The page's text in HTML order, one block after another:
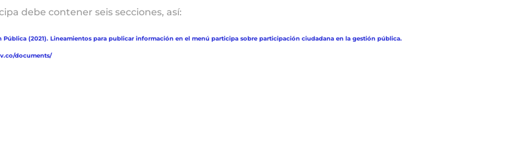
debe contener seis secciones, así:
(2021). Lineamientos para publicar información en el menú participa sobre participación ciudadana en la gestión pública.
documents/